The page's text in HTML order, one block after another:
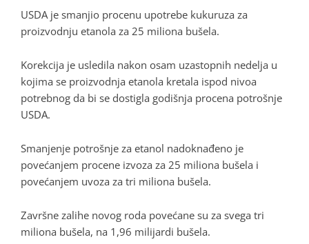
USDA je smanjio procenu upotrebe kukuruza za
proizvodnju etanola za 25 miliona bušela.
Korekcija je usledila nakon osam uzastopnih nedelja u
kojima se proizvodnja etanola kretala ispod nivoa
potrebnog da bi se dostigla godišnja procena potrošnje
USDA.
Smanjenje potrošnje za etanol nadoknađeno je
povećanjem procene izvoza za 25 miliona bušela i
povećanjem uvoza za tri miliona bušela.
Završne zalihe novog roda povećane su za svega tri
miliona bušela, na 1,96 milijardi bušela.